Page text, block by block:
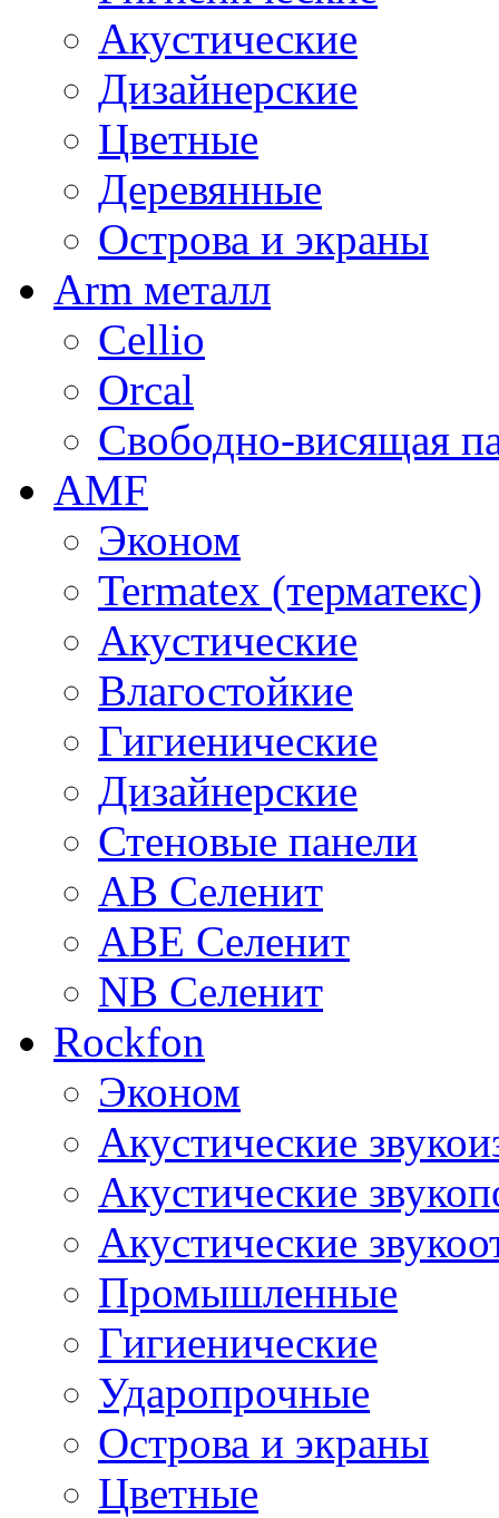
Акустические
Дизайнерские
Цветные
Деревянные
Острова и экраны
Arm металл
Cellio
Orcal
Свободно-висящая
AMF
Эконом
Termatex (терматекс)
Акустические
Влагостойкие
Гигиенические
Дизайнерские
Стеновые панели
AB Селенит
ABE Селенит
NB Селенит
Rockfon
Эконом
Акустические
Акустические
Акустические
Промышленные
Гигиенические
Ударопрочные
Острова и экраны
Цветные